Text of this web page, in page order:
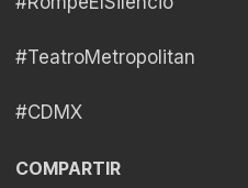
#TeatroMetropolitan
#CDMX
COMPARTIR